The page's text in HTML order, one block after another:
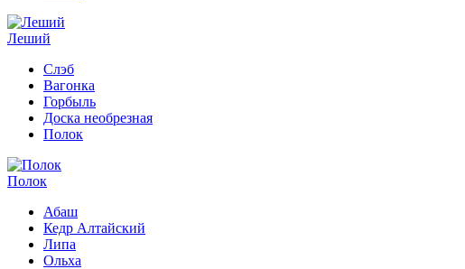
Леший
Слэб
Вагонка
Горбыль
Доска необрезная
Полок
Полок
Абаш
Кедр Алтайский
Липа
Ольха